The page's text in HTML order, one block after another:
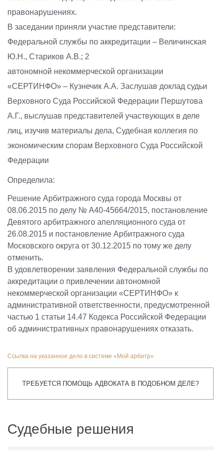
правонарушениях.
В заседании приняли участие представители:
Федеральной службы по аккредитации – Величинская
Ю.Н., Стариков А.В.; 2
автономной некоммерческой организации
«СЕРТИНФО» – Кузнечик А.А. Заслушав доклад судьи
Верховного Суда Российской Федерации Першутова
А.Г., выслушав представителей участвующих в деле
лиц, изучив материалы дела, Судебная коллегия по
экономическим спорам Верховного Суда Российской
Федерации
Определила:
Решение Арбитражного суда города Москвы от
08.06.2015 по делу № А40-45664/2015, постановление
Девятого арбитражного апелляционного суда от
26.08.2015 и постановление Арбитражного суда
Московского округа от 30.12.2015 по тому же делу
отменить.
В удовлетворении заявления Федеральной службы по
аккредитации о привлечении автономной
некоммерческой организации «СЕРТИНФО» к
административной ответственности, предусмотренной
частью 1 статьи 14.47 Кодекса Российской Федерации
об административных правонарушениях отказать.
Ссылка на указанное дело в системе «Мой арбитр»
ТРЕБУЕТСЯ ПОМОЩЬ АДВОКАТА В ПОДОБНОМ ДЕЛЕ?
Судебные решения